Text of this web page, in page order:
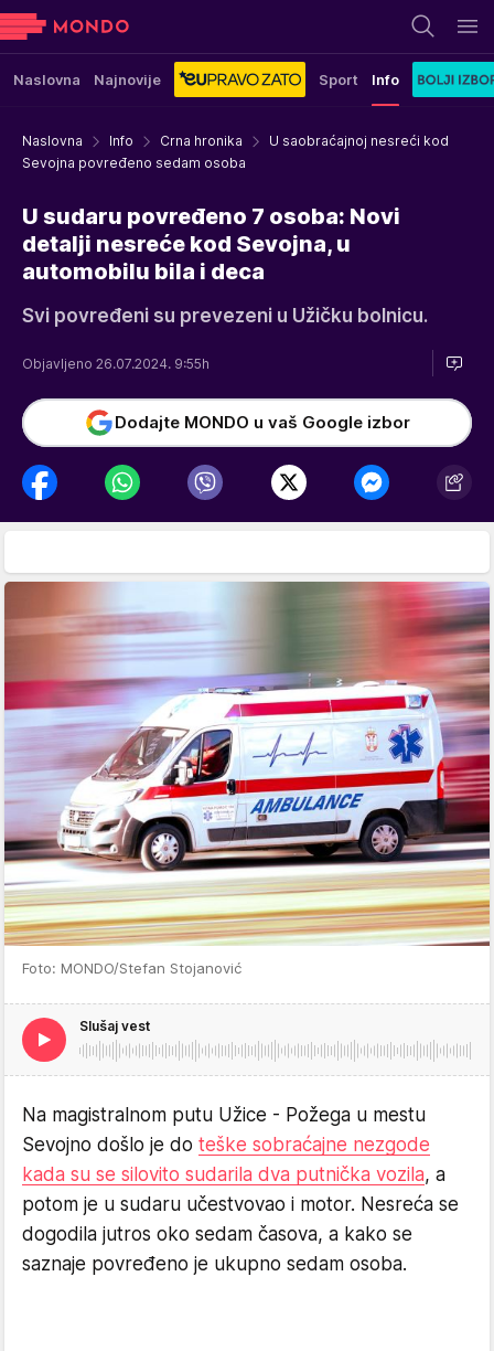
Naslovna Najnovije Sport Info
Naslovna Info Crna hronika
U saobraćajnoj nesreći kod
Sevojna povređeno sedam osoba
U sudaru povređeno 7 osoba: Novi
detalji nesreće kod Sevojna, u
automobilu bila i deca
Svi povređeni su prevezeni u Užičku bolnicu.
Objavljeno 26.07.2024. 9:55h
Dodajte MONDO u vaš Google izbor
Foto: MONDO/Stefan Stojanović
Slušaj vest
Na magistralnom putu Užice - Požega u mestu
Sevojno došlo je do teške sobraćajne nezgode
kada su se silovito sudarila dva putnička vozila, a
potom je u sudaru učestvovao i motor. Nesreća se
dogodila jutros oko sedam časova, a kako se
saznaje povređeno je ukupno sedam osoba.